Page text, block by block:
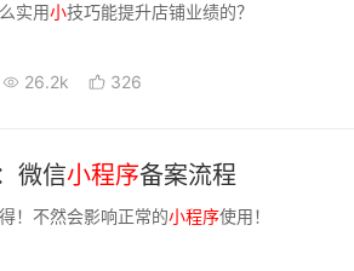
实用小技巧能提升店铺业绩的？
26.2k 326
微信小程序备案流程
！不然会影响正常的小程序使用！